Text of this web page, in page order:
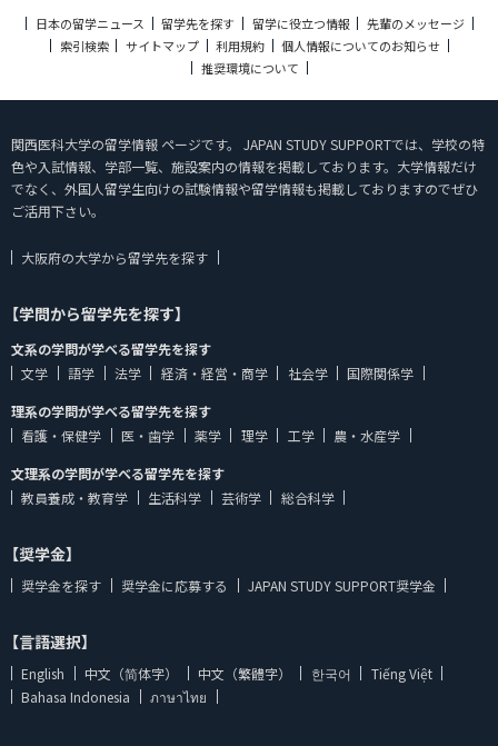
日本の留学ニュース 留学先を探す 留学に役立つ情報
先輩のメッセージ
索引検索
サイトマップ 利用規約
個人情報についてのお知らせ
推奨環境について
関西医科大学の留学情報 ページです。 JAPAN STUDY SUPPORTでは、学校の特
色や入試情報、学部一覧、施設案内の情報を掲載しております。大学情報だけ
でなく、外国人留学生向けの試験情報や留学情報も掲載しておりますのでぜひ
ご活用下さい。
大阪府の大学から留学先を探す
【学問から留学先を探す】
文系の学問が学べる留学先を探す
文学
語学 法学 経済・経営・商学 社会学
国際関係学
理系の学問が学べる留学先を探す
看護・保健学
医・歯学 薬学 理学 工学
農・水産学
文理系の学問が学べる留学先を探す
教員養成・教育学
生活科学 芸術学 総合科学
【奨学金】
奨学金を探す 奨学金に応募する JAPAN STUDY SUPPORT奨学金
【言語選択】
English 中文（简体字） 中文（繁體字） 한국어
Tiếng Việt
Bahasa Indonesia
ภาษาไทย